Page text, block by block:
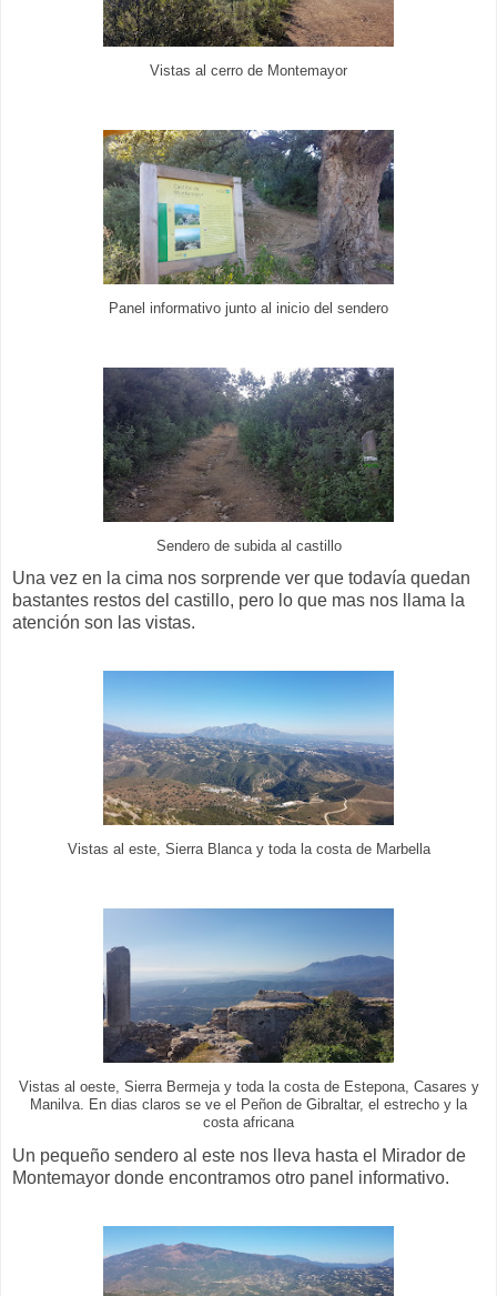
Vistas al cerro de Montemayor
Panel informativo junto al inicio del sendero
Sendero de subida al castillo
Una vez en la cima nos sorprende ver que todavía quedan
bastantes restos del castillo, pero lo que mas nos llama la
atención son las vistas.
Vistas al este, Sierra Blanca y toda la costa de Marbella
Vistas al oeste, Sierra Bermeja y toda la costa de Estepona, Casares y
Manilva. En dias claros se ve el Peñon de Gibraltar, el estrecho y la
costa africana
Un pequeño sendero al este nos lleva hasta el Mirador de
Montemayor donde encontramos otro panel informativo.